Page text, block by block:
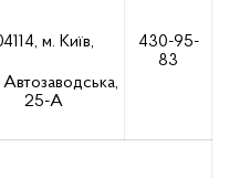
м. Київ,
Автозаводська,
25-А
430-95-
83